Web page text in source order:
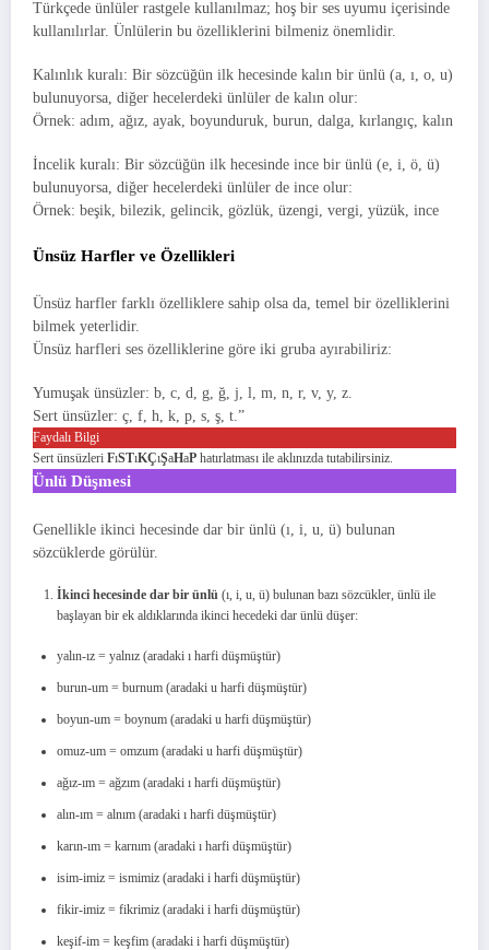
Türkçede ünlüler rastgele kullanılmaz; hoş bir ses uyumu içerisinde
kullanılırlar. Ünlülerin bu özelliklerini bilmeniz önemlidir.
Kalınlık kuralı: Bir sözcüğün ilk hecesinde kalın bir ünlü (a, ı, o, u)
bulunuyorsa, diğer hecelerdeki ünlüler de kalın olur:
Örnek: adım, ağız, ayak, boyunduruk, burun, dalga, kırlangıç, kalın
İncelik kuralı: Bir sözcüğün ilk hecesinde ince bir ünlü (e, i, ö, ü)
bulunuyorsa, diğer hecelerdeki ünlüler de ince olur:
Örnek: beşik, bilezik, gelincik, gözlük, üzengi, vergi, yüzük, ince
Ünsüz Harfler ve Özellikleri
Ünsüz harfler farklı özelliklere sahip olsa da, temel bir özelliklerini
bilmek yeterlidir.
Ünsüz harfleri ses özelliklerine göre iki gruba ayırabiliriz:
Yumuşak ünsüzler: b, c, d, g, ğ, j, l, m, n, r, v, y, z.
Sert ünsüzler: ç, f, h, k, p, s, ş, t.”
Faydalı Bilgi
Sert ünsüzleri FıSTıKÇıŞaHaP hatırlatması ile aklınızda tutabilirsiniz.
Ünlü Düşmesi
Genellikle ikinci hecesinde dar bir ünlü (ı, i, u, ü) bulunan
sözcüklerde görülür.
İkinci hecesinde dar bir ünlü (ı, i, u, ü) bulunan bazı sözcükler, ünlü ile
başlayan bir ek aldıklarında ikinci hecedeki dar ünlü düşer:
yalın-ız = yalnız (aradaki ı harfi düşmüştür)
burun-um = burnum (aradaki u harfi düşmüştür)
boyun-um = boynum (aradaki u harfi düşmüştür)
omuz-um = omzum (aradaki u harfi düşmüştür)
ağız-ım = ağzım (aradaki ı harfi düşmüştür)
alın-ım = alnım (aradaki ı harfi düşmüştür)
karın-ım = karnım (aradaki ı harfi düşmüştür)
isim-imiz = ismimiz (aradaki i harfi düşmüştür)
fikir-imiz = fikrimiz (aradaki i harfi düşmüştür)
keşif-im = keşfim (aradaki i harfi düşmüştür)